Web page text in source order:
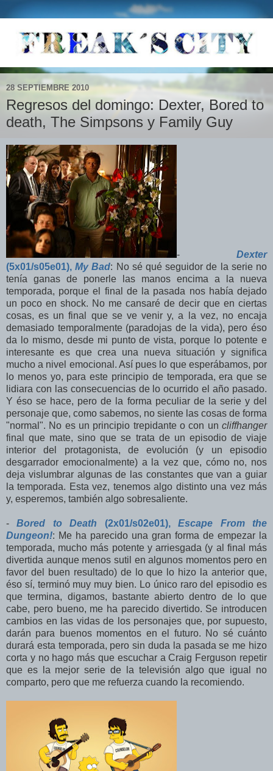
28 SEPTIEMBRE 2010
Regresos del domingo: Dexter, Bored to
death, The Simpsons y Family Guy
- Dexter
(5x01/s05e01),My Bad: No sé qué seguidor de la serie no
tenía ganas de ponerle las manos encima a la nueva
temporada, porque el final de la pasada nos había dejado
un poco en shock. No me cansaré de decir que en ciertas
cosas, es un final que se ve venir y, a la vez, no encaja
demasiado temporalmente (paradojas de la vida), pero éso
da lo mismo, desde mi punto de vista, porque lo potente e
interesante es que crea una nueva situación y significa
mucho a nivel emocional. Así pues lo que esperábamos, por
lo menos yo, para este principio de temporada, era que se
lidiara con las consecuencias de lo ocurrido el año pasado.
Y éso se hace, pero de la forma peculiar de la serie y del
personaje que, como sabemos, no siente las cosas de forma
"normal". No es un principio trepidante o con un cliffhanger
final que mate, sino que se trata de un episodio de viaje
interior del protagonista, de evolución (y un episodio
desgarrador emocionalmente) a la vez que, cómo no, nos
deja vislumbrar algunas de las constantes que van a guiar
la temporada. Esta vez, tenemos algo distinto una vez más
y, esperemos, también algo sobresaliente.
-Bored to Death (2x01/s02e01),Escape From the
Dungeon!: Me ha parecido una gran forma de empezar la
temporada, mucho más potente y arriesgada (y al final más
divertida aunque menos sutil en algunos momentos pero en
favor del buen resultado) de lo que lo hizo la anterior que,
éso sí, terminó muy muy bien. Lo único raro del episodio es
que termina, digamos, bastante abierto dentro de lo que
cabe, pero bueno, me ha parecido divertido. Se introducen
cambios en las vidas de los personajes que, por supuesto,
darán para buenos momentos en el futuro. No sé cuánto
durará esta temporada, pero sin duda la pasada se me hizo
corta y no hago más que escuchar a Craig Ferguson repetir
que es la mejor serie de la televisión algo que igual no
comparto, pero que me refuerza cuando la recomiendo.